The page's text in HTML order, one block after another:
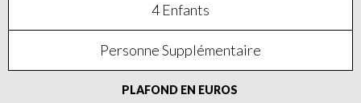
4 Enfants
Personne Supplémentaire
PLAFOND EN EUROS